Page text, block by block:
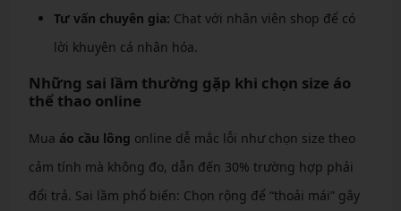
Tư vấn chuyên gia: Chat với nhân viên shop để có
lời khuyên cá nhân hóa.
Những sai lầm thường gặp khi chọn size áo
thể thao online
Mua áo cầu lông online dễ mắc lỗi như chọn size theo
cảm tính mà không đo, dẫn đến 30% trường hợp phải
đổi trả. Sai lầm phổ biến: Chọn rộng để “thoải mái” gây